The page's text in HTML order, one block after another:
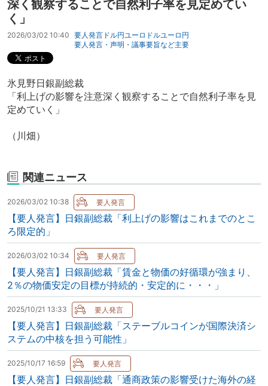
深く観察することで自然利子率を見定めてい
く」
2026/03/02 10:40 要人発言 ドル円ユーロドルユーロ円
要人発言・声明・議事要旨など主要
氷見野日銀副総裁
「利上げの影響を注意深く観察することで自然利子率を見
定めていく」
（川畑）
関連ニュース
2026/03/02 10:38
【要人発言】日銀副総裁「利上げの影響はこれまでのとこ
ろ限定的」
2026/03/02 10:34
【要人発言】日銀副総裁「賃金と物価の好循環が強まり、
2％の物価安定の目標が持続的・安定的に・・・」
2025/10/21 13:33
【要人発言】日銀副総裁「ステーブルコインが国際決済シ
ステムの中核を担う可能性」
2025/10/17 16:59
【要人発言】日銀副総裁「通商政策の影響受けた海外の経